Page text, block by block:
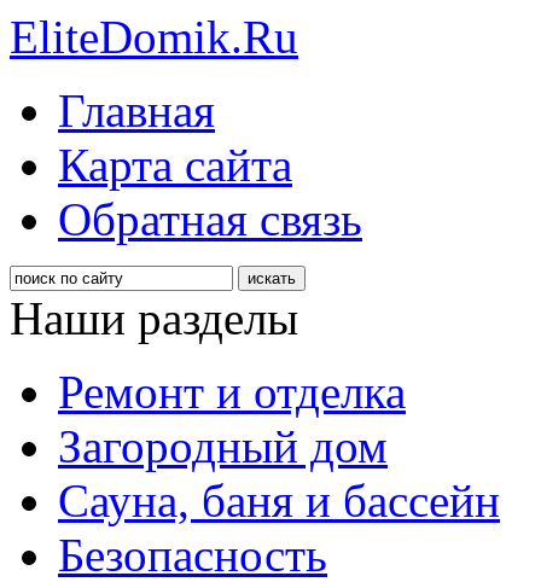
EliteDomik.Ru
Главная
Карта сайта
Обратная связь
Наши разделы
Ремонт и отделка
Загородный дом
Сауна, баня и бассейн
Безопасность